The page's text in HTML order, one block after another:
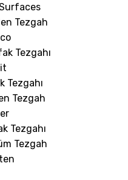
Tezgah
Tezgahı
Tezgahı
Tezgah
Tezgahı
Tezgah